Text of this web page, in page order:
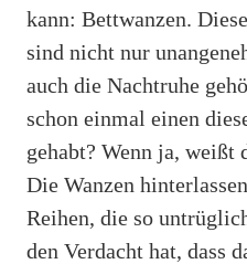
kann: Bettwanzen.
sind nicht nur
auch die Nachtruhe
schon einmal einen
gehabt? Wenn ja, weißt
Die Wanzen
Reihen, die so
den Verdacht hat, dass